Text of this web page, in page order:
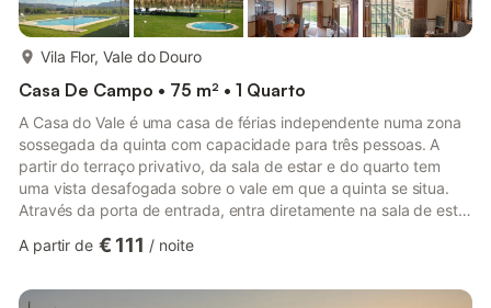
Vila Flor, Vale do Douro
Casa De Campo • 75 m² • 1 Quarto
A Casa do Vale é uma casa de férias independente numa zona
sossegada da quinta com capacidade para três pessoas. A
partir do terraço privativo, da sala de estar e do quarto tem
uma vista desafogada sobre o vale em que a quinta se situa.
Através da porta de entrada, entra diretamente na sala de estar
mesmo ao lado da sala de estar. O quarto com uma cama de
e está ligado à casa de banho. Para compras diárias e
A partir de € 111 / noite